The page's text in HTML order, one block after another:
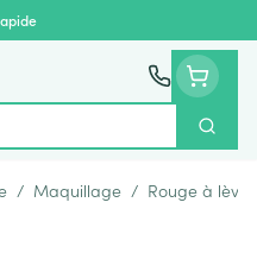
/ Maquillage / Rouge à